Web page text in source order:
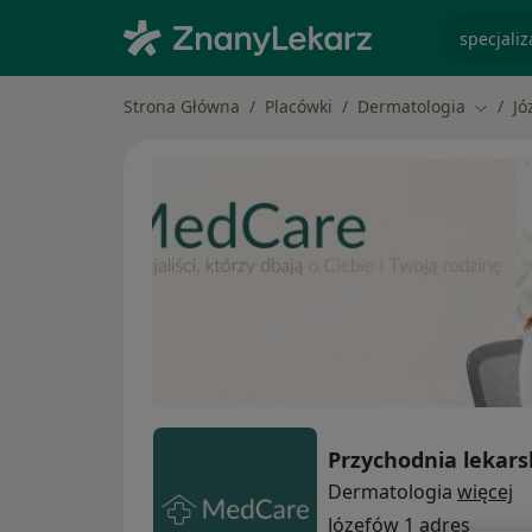
Strona Główna Placówki Dermatologia Zmień
Przychodnia
Dermatologia więcej
Józefów 1 adres